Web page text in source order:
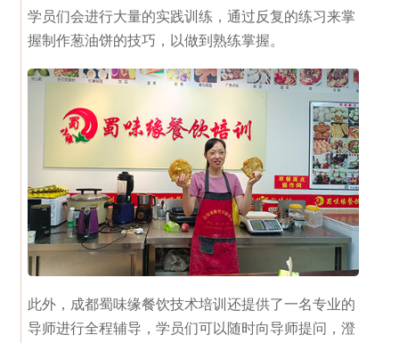
学员们会进行大量的实践训练，通过反复的练习来掌
握制作葱油饼的技巧，以做到熟练掌握。
此外，成都蜀味缘餐饮技术培训还提供了一名专业的
导师进行全程辅导，学员们可以随时向导师提问，澄